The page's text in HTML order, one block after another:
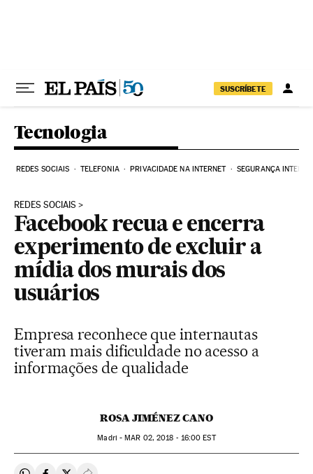
SUSCRÍBETE
Tecnologia
REDES SOCIAIS TELEFONIA PRIVACIDADE NA INTERNET SEGURANÇA
REDES SOCIAIS
Facebook recua e encerra
experimento de excluir a
mídia dos murais dos
usuários
Empresa reconhece que internautas
tiveram mais dificuldade no acesso a
informações de qualidade
ROSA JIMÉNEZ CANO
Madri -MAR 02, 2018 - 16:00 EST